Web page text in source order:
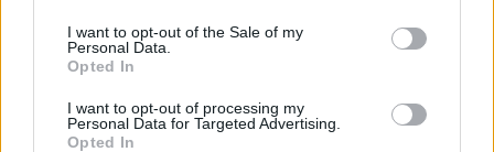
I want to opt-out of the Sale of my
Personal Data.
Opted In
I want to opt-out of processing my
Personal Data for Targeted Advertising.
Opted In